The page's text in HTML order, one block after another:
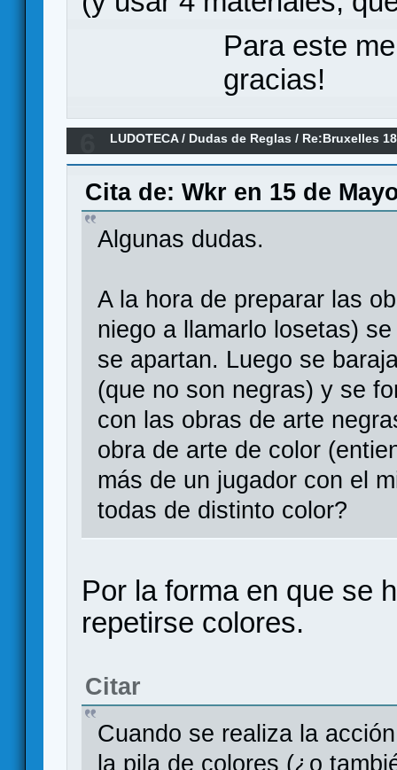
Para este
gracias!
LUDOTECA/ Dudas de Reglas / Re:Bruxelles
Cita de: Wkr en 15 de
Algunas dudas.
A la hora de preparar las
niego a llamarlo losetas)
se apartan. Luego se
(que no son negras) y se
con las obras de arte
obra de arte de color
más de un jugador con el
todas de distinto color?
Por la forma en que se
repetirse colores.
Citar
Cuando se realiza la
la pila de colores (¿o